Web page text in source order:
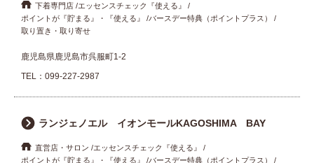
下着専門店 エッセンスチェック『使える』
ポイントが『貯まる』・『使える』
バースデー特典（ポイントプラス）
取り置き・取り寄せ
鹿児島県鹿児島市呉服町1-2
TEL： 099-227-2987
ランジェノエル イオンモールKAGOSHIMA BAY
直営店・サロン
エッセンスチェック『使える』
ポイントが『貯まる』・『使える』
バースデー特典（ポイントプラス）